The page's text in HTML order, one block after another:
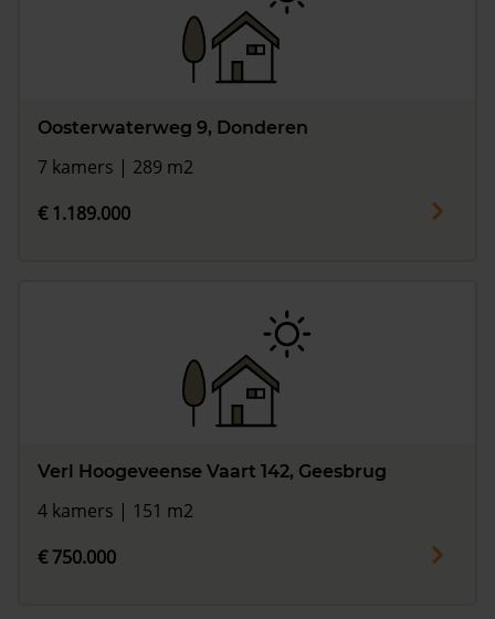
Oosterwaterweg 9, Donderen
7 kamers | 289 m2
€ 1.189.000
Verl Hoogeveense Vaart 142, Geesbrug
4 kamers | 151 m2
€ 750.000